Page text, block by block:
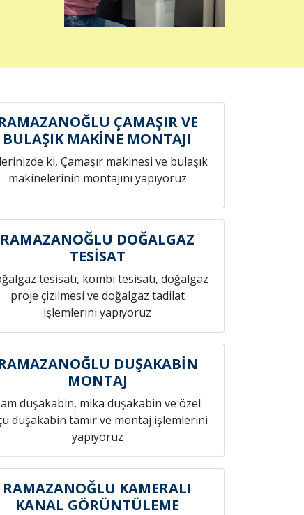
ÇAMAŞIR VE
BULAŞIK MAKİNE MONTAJI
ki, Çamaşır makinesi ve bulaşık
makinelerinin montajını yapıyoruz
RAMAZANOĞLU DOĞALGAZ
TESİSAT
tesisatı, kombi tesisatı, doğalgaz
proje çizilmesi ve doğalgaz tadilat
işlemlerini yapıyoruz
DUŞAKABİN
MONTAJ
duşakabin, mika duşakabin ve özel
duşakabin tamir ve montaj işlemlerini
yapıyoruz
RAMAZANOĞLU KAMERALI
KANAL GÖRÜNTÜLEME